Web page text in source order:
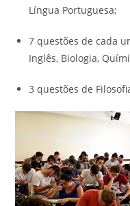
Língua Portuguesa;
7 questões de cada
Inglês, Biologia,
3 questões de